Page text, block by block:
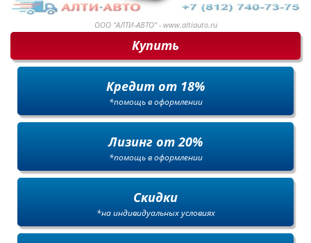
Купить
Кредит от 18%
*помощь в оформлении
Лизинг от 20%
*помощь в оформлении
Скидки
*на индивидуальных условиях
ООО "АЛТИ-АВТО" - www.altiauto.ru